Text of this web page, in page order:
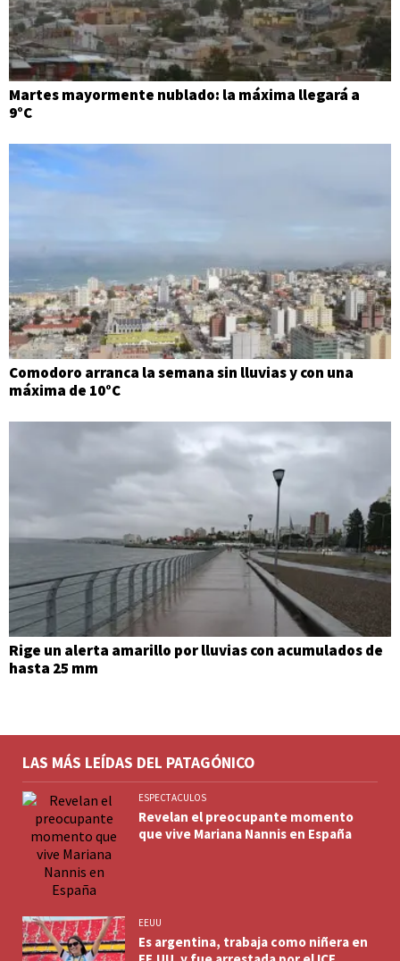
Martes mayormente nublado: la máxima llegará a
9°C
Comodoro arranca la semana sin lluvias y con una
máxima de 10°C
Rige un alerta amarillo por lluvias con acumulados de
hasta 25 mm
LAS MÁS LEÍDAS DEL PATAGÓNICO
ESPECTACULOS
Revelan el preocupante momento
que vive Mariana Nannis en España
EEUU
Es argentina, trabaja como niñera en